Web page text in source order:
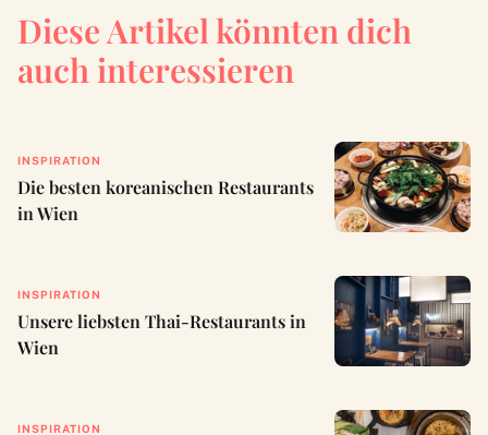
Diese Artikel könnten dich
auch interessieren
INSPIRATION
Die besten koreanischen Restaurants
in Wien
INSPIRATION
Unsere liebsten Thai-Restaurants in
Wien
INSPIRATION